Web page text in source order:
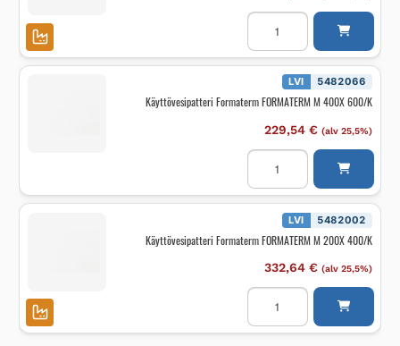
Pyyhekuivaimen
lisävaruste
FORMATERM
M
L=800MM
määrä
LVI 5482066
Käyttövesipatteri Formaterm FORMATERM M 400X 600/K
229,54 € (alv 25,5%)
Käyttövesipatteri
Formaterm
FORMATERM
M
400X
600/K
määrä
LVI 5482002
Käyttövesipatteri Formaterm FORMATERM M 200X 400/K
332,64 € (alv 25,5%)
Käyttövesipatteri
Formaterm
FORMATERM
M